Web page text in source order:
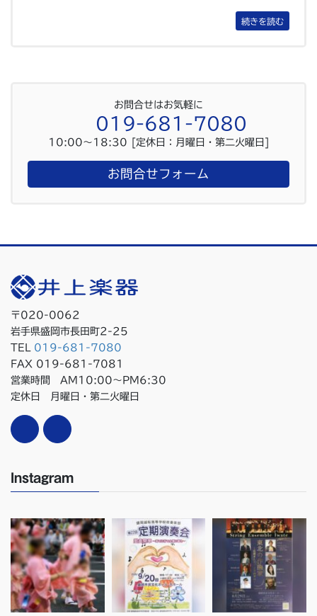
続きを読む
お問合せはお気軽に
019-681-7080
10:00〜18:30 [定休日：月曜日・第二火曜日]
お問合せフォーム
〒020-0062
岩手県盛岡市長田町2-25
TEL 019-681-7080
FAX 019-681-7081
営業時間 AM10:00〜PM6:30
定休日 月曜日・第二火曜日
Instagram